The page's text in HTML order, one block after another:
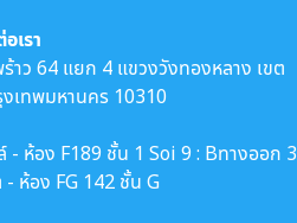
เรา
าว 64 แยก 4 แขวงวังทองหลาง เขต
เทพมหานคร 10310
- ห้อง F189 ชั้น 1 Soi 9 : Bทางออก 3
- ห้อง FG 142 ชั้น G